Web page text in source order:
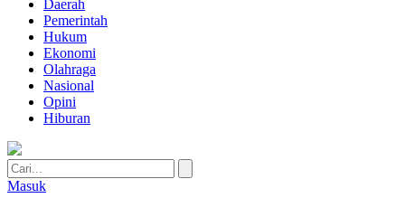
Daerah
Pemerintah
Hukum
Ekonomi
Olahraga
Nasional
Opini
Hiburan
Masuk